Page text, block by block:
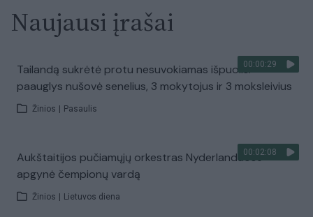
Naujausi įrašai
00:00:29
Tailandą sukrėtė protu nesuvokiamas išpuolis:
paauglys nušovė senelius, 3 mokytojus ir 3 moksleivius
Žinios Pasaulis
00:02:08
Aukštaitijos pučiamųjų orkestras Nyderlanduose
apgynė čempionų vardą
Žinios Lietuvos diena